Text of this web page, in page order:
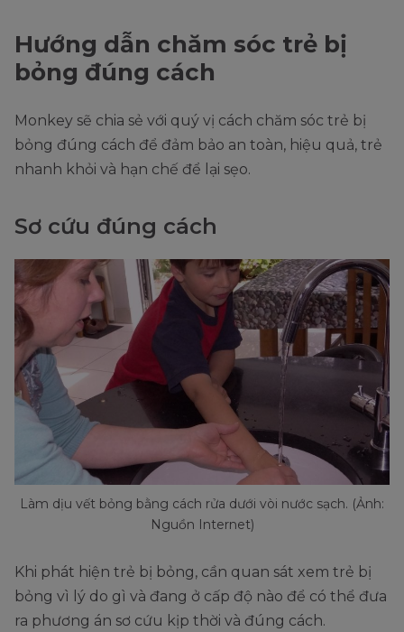
Hướng dẫn chăm sóc trẻ bị
bỏng đúng cách
Monkey sẽ chia sẻ với quý vị cách chăm sóc trẻ bị
bỏng đúng cách để đảm bảo an toàn, hiệu quả, trẻ
nhanh khỏi và hạn chế để lại sẹo.
Sơ cứu đúng cách
Làm dịu vết bỏng bằng cách rửa dưới vòi nước sạch. (Ảnh:
Nguồn Internet)
Khi phát hiện trẻ bị bỏng, cần quan sát xem trẻ bị
bỏng vì lý do gì và đang ở cấp độ nào để có thể đưa
ra phương án sơ cứu kịp thời và đúng cách.